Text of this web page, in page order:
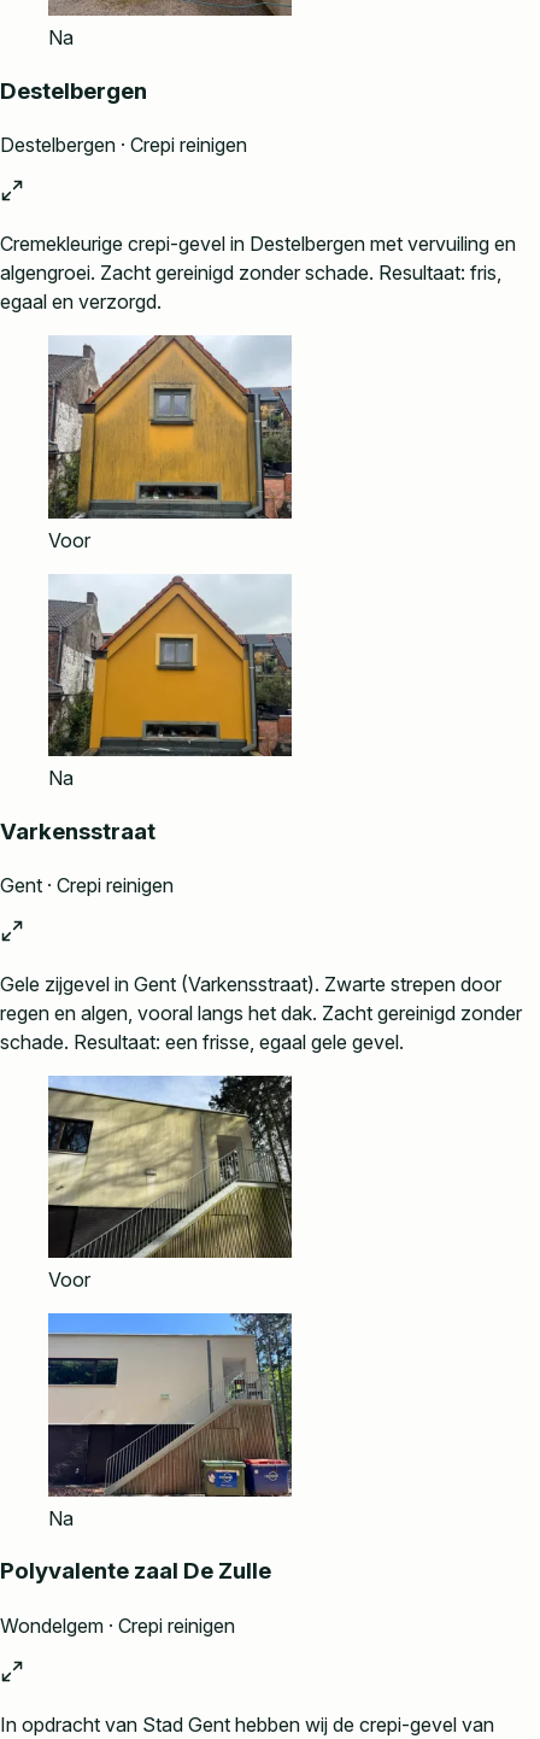
Na
Destelbergen
Destelbergen · Crepi reinigen
Cremekleurige crepi-gevel in Destelbergen met vervuiling en
algengroei. Zacht gereinigd zonder schade. Resultaat: fris,
egaal en verzorgd.
Voor
Na
Varkensstraat
Gent · Crepi reinigen
Gele zijgevel in Gent (Varkensstraat). Zwarte strepen door
regen en algen, vooral langs het dak. Zacht gereinigd zonder
schade. Resultaat: een frisse, egaal gele gevel.
Voor
Na
Polyvalente zaal De Zulle
Wondelgem · Crepi reinigen
In opdracht van Stad Gent hebben wij de crepi-gevel van